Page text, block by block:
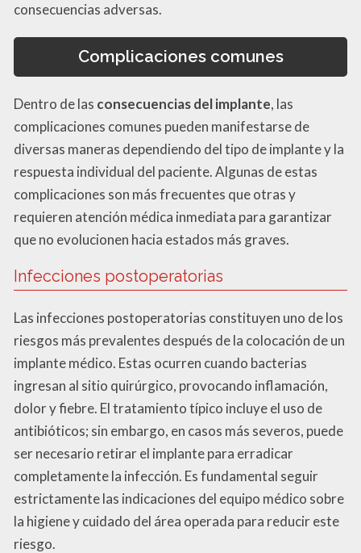
consecuencias adversas.
Complicaciones comunes
Dentro de las consecuencias del implante, las
complicaciones comunes pueden manifestarse de
diversas maneras dependiendo del tipo de implante y la
respuesta individual del paciente. Algunas de estas
complicaciones son más frecuentes que otras y
requieren atención médica inmediata para garantizar
que no evolucionen hacia estados más graves.
Infecciones postoperatorias
Las infecciones postoperatorias constituyen uno de los
riesgos más prevalentes después de la colocación de un
implante médico. Estas ocurren cuando bacterias
ingresan al sitio quirúrgico, provocando inflamación,
dolor y fiebre. El tratamiento típico incluye el uso de
antibióticos; sin embargo, en casos más severos, puede
ser necesario retirar el implante para erradicar
completamente la infección. Es fundamental seguir
estrictamente las indicaciones del equipo médico sobre
la higiene y cuidado del área operada para reducir este
riesgo.